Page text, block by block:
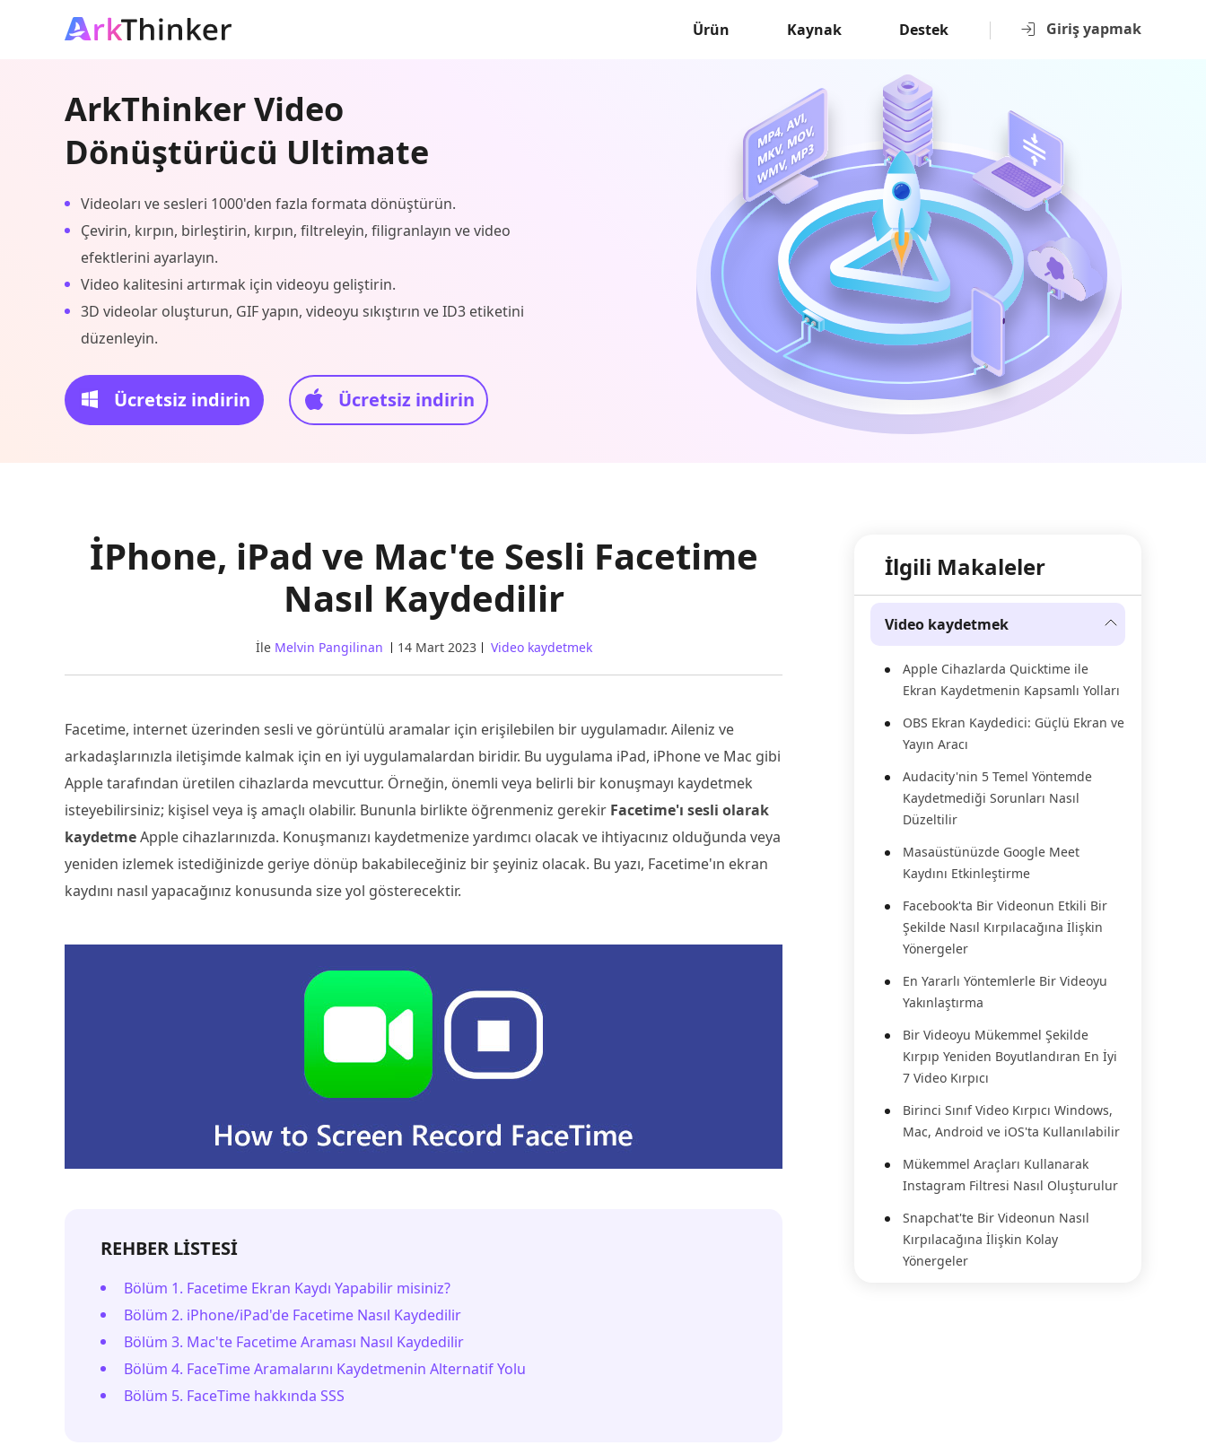
Giriş yapmak
Ürün Kaynak Destek
ArkThinker Video
Dönüştürücü Ultimate
Videoları ve sesleri 1000'den fazla formata dönüştürün.
Çevirin, kırpın, birleştirin, kırpın, filtreleyin, filigranlayın ve video
efektlerini ayarlayın.
Video kalitesini artırmak için videoyu geliştirin.
3D videolar oluşturun, GIF yapın, videoyu sıkıştırın ve ID3 etiketini
düzenleyin.
Ücretsiz indirin Ücretsiz indirin
İPhone, iPad ve Mac'te Sesli Facetime
Nasıl Kaydedilir
İle Melvin Pangilinan 14 Mart 2023 Video kaydetmek
Facetime, internet üzerinden sesli ve görüntülü aramalar için erişilebilen bir uygulamadır. Aileniz ve
arkadaşlarınızla iletişimde kalmak için en iyi uygulamalardan biridir. Bu uygulama iPad, iPhone ve Mac gibi
Apple tarafından üretilen cihazlarda mevcuttur. Örneğin, önemli veya belirli bir konuşmayı kaydetmek
isteyebilirsiniz; kişisel veya iş amaçlı olabilir. Bununla birlikte öğrenmeniz gerekir Facetime'ı sesli olarak
kaydetmeApple cihazlarınızda. Konuşmanızı kaydetmenize yardımcı olacak ve ihtiyacınız olduğunda veya
yeniden izlemek istediğinizde geriye dönüp bakabileceğiniz bir şeyiniz olacak. Bu yazı, Facetime'ın ekran
kaydını nasıl yapacağınız konusunda size yol gösterecektir.
REHBER LİSTESİ
Bölüm 1. Facetime Ekran Kaydı Yapabilir misiniz?
Bölüm 2. iPhone/iPad'de Facetime Nasıl Kaydedilir
Bölüm 3. Mac'te Facetime Araması Nasıl Kaydedilir
Bölüm 4. FaceTime Aramalarını Kaydetmenin Alternatif Yolu
Bölüm 5. FaceTime hakkında SSS
İlgili Makaleler
Video kaydetmek
Apple Cihazlarda Quicktime ile
Ekran Kaydetmenin Kapsamlı Yolları
OBS Ekran Kaydedici: Güçlü Ekran ve
Yayın Aracı
Audacity'nin 5 Temel Yöntemde
Kaydetmediği Sorunları Nasıl
Düzeltilir
Masaüstünüzde Google Meet
Kaydını Etkinleştirme
Facebook'ta Bir Videonun Etkili Bir
Şekilde Nasıl Kırpılacağına İlişkin
Yönergeler
En Yararlı Yöntemlerle Bir Videoyu
Yakınlaştırma
Bir Videoyu Mükemmel Şekilde
Kırpıp Yeniden Boyutlandıran En İyi
7 Video Kırpıcı
Birinci Sınıf Video Kırpıcı Windows,
Mac, Android ve iOS'ta Kullanılabilir
Mükemmel Araçları Kullanarak
Instagram Filtresi Nasıl Oluşturulur
Snapchat'te Bir Videonun Nasıl
Kırpılacağına İlişkin Kolay
Yönergeler